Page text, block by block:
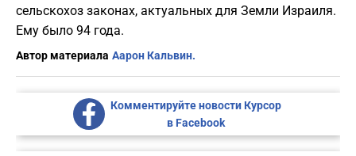
сельскохоз законах, актуальных для Земли Израиля.
Ему было 94 года.
Автор материала Аарон Кальвин.
Комментируйте новости Курсор
в Facebook